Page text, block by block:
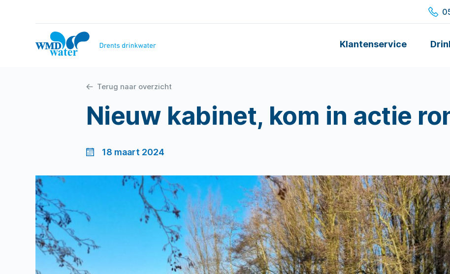
WMD
Drinkwater
Klantenservice
Nieuw kabinet, kom in actie
Terug naar overzicht
18 maart 2024